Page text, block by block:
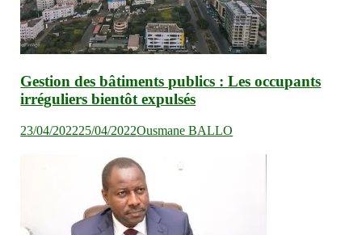
Gestion des bâtiments publics : Les occupants
irréguliers bientôt expulsés
23/04/202225/04/2022Ousmane BALLO